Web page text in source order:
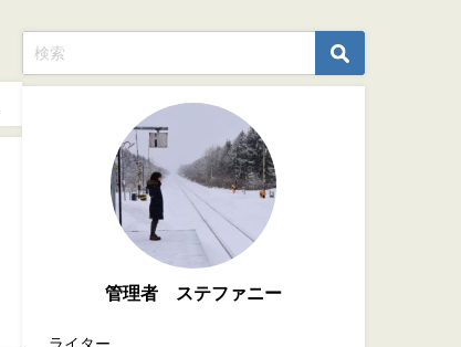
管理者 ステファニー
ライター